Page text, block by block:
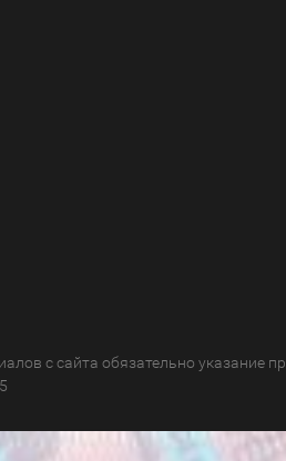
с сайта обязательно указание